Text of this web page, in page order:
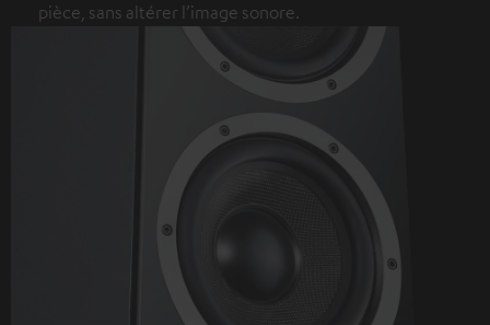
pièce, sans altérer l’image sonore.